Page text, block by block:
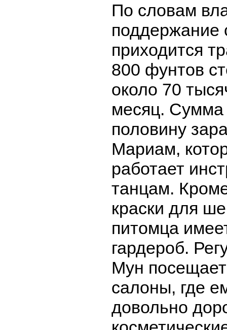
По словам
поддержание
приходится
800 фунтов
около 70
месяц. Сумма
половину
Мариам,
работает
танцам.
краски для
питомца
гардероб.
Мун
салоны, где
довольно